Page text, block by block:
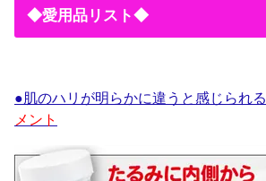
◆愛用品リスト◆
●肌のハリが明らかに違うと感じられる
メント